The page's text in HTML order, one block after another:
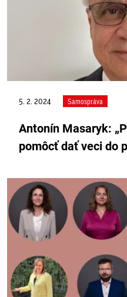
5. 2. 2024 Samospráva
Antonín Masaryk:
pomôcť dať veci do